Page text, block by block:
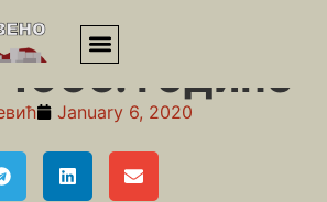
»Јануар 1966. године
године
January 6, 2020